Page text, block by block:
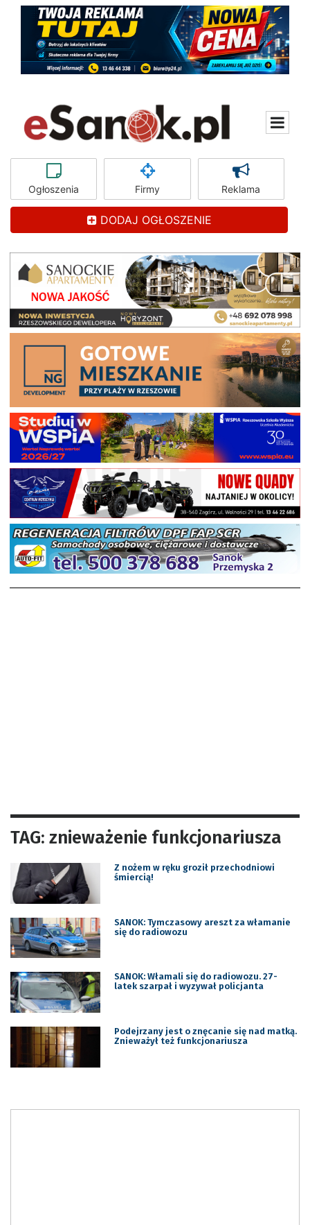
Ogłoszenia Firmy Reklama
DODAJ OGŁOSZENIE
TAG: znieważenie funkcjonariusza
Z nożem w ręku groził przechodniowi
śmiercią!
SANOK: Tymczasowy areszt za włamanie
się do radiowozu
SANOK: Włamali się do radiowozu. 27-
latek szarpał i wyzywał policjanta
Podejrzany jest o znęcanie się nad matką.
Znieważył też funkcjonariusza